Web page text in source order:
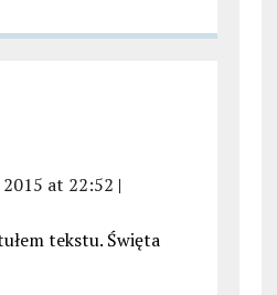
at 22:52 |
tekstu. Święta